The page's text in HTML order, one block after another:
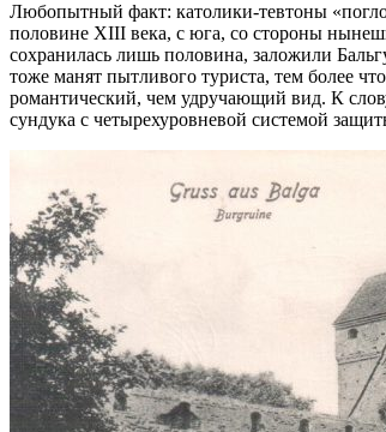
Любопытный факт: католики-тевтоны
половине XIII века, с юга, со стороны
сохранилась лишь половина, заложили
тоже манят пытливого туриста, тем более
романтический, чем удручающий вид. К
сундука с четырехуровневой системой